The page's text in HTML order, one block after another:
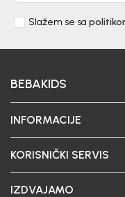
Slažem se sa
BEBAKIDS
INFORMACIJE
KORISNIČKI SERVIS
IZDVAJAMO